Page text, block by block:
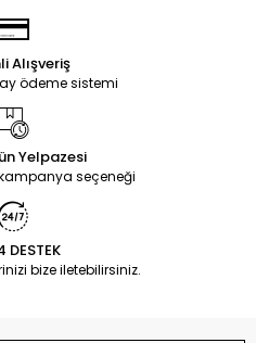
Alışveriş
ödeme sistemi
Yelpazesi
seçeneği
DESTEK
bize iletebilirsiniz.